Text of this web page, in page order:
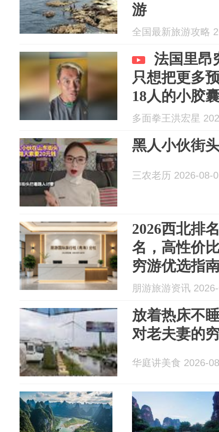
游
全国最新旅游攻略
法国里昂
只想把更多
18人的小胶
多面拳王洪宏星
黑人小伙街
三农老历 2026-08-
2026西北排
名，高性价
穷游优选指
朋游旅游资讯
放着热床不
对老夫妻的
华庭讲美食 2026-